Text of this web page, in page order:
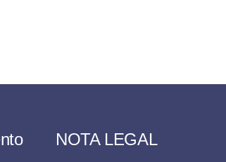
NOTA LEGAL